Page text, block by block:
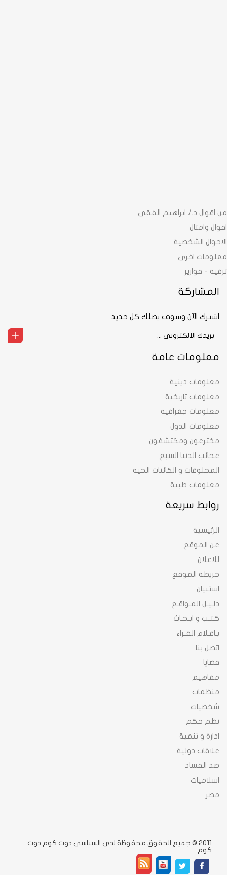
روابط سريعة
الرئيسية
عن الموقع
للاعلان
خريطة الموقع
استبيان
دلـيـل المـواقـع
كـتـب و ابـحـاث
بـاقـلام القـراء
اتصل بنا
قضايا
مفاهيم
منظمات
شخصيات
نظم حكم
ادارة و تنمية
علاقات دولية
ضد الفساد
اسلاميات
مصر
معلومات عامة
معلومات دينية
معلومات تاريخية
معلومات جغرافية
معلومات الدول
مخترعون ومكتشفون
عجائب الدنيا السبع
المخلوقات و الكائنات الحية
معلومات طبية
من اقوال د./ ابراهيم الفقى
اقوال وامثال
الاحوال الشخصية
معلومات اخرى
ترفية - فوازير
المشاركة
اشترك الآن وسوف يصلك كل جديد
2011 © جميع الحقوق محفوظة لدى السياسى دوت كوم دوت
كوم